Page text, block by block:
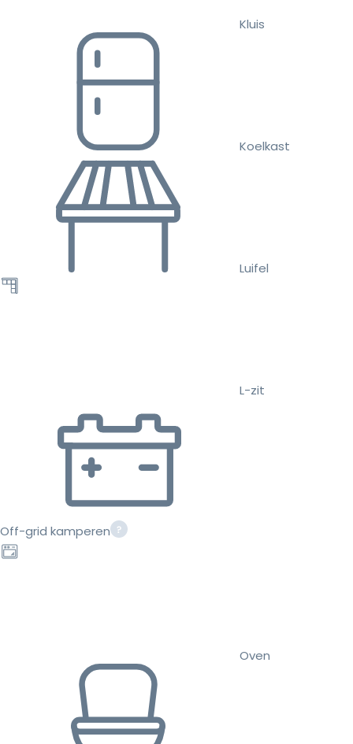
Kluis
Koelkast
Luifel
L-zit
Off-grid kamperen
Oven